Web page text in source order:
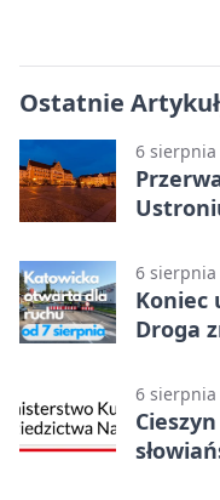
Ostatnie
6 sierpnia
6 sierpnia
Koniec
Droga
6 sierpnia